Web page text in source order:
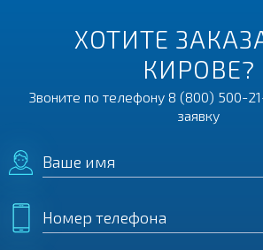
ХОТИТЕ
КИРОВЕ?
Звоните по телефону 8 (800) 500-
заявку
Ваше имя
Номер телефона